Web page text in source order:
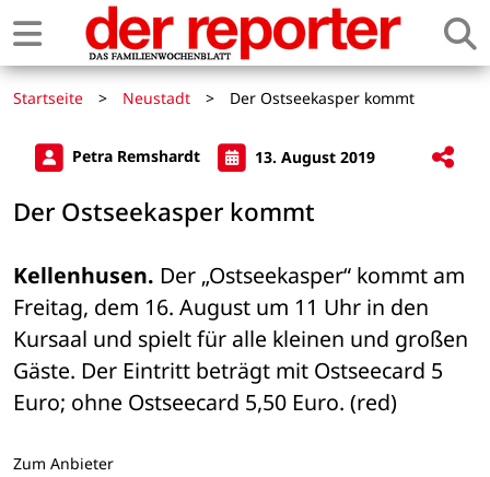
Startseite > Neustadt > Der Ostseekasper kommt
Petra Remshardt 13. August 2019
Der Ostseekasper kommt
Kellenhusen. Der „Ostseekasper“ kommt am
Freitag, dem 16. August um 11 Uhr in den
Kursaal und spielt für alle kleinen und großen
Gäste. Der Eintritt beträgt mit Ostseecard 5
Euro; ohne Ostseecard 5,50 Euro. (red)
Zum Anbieter